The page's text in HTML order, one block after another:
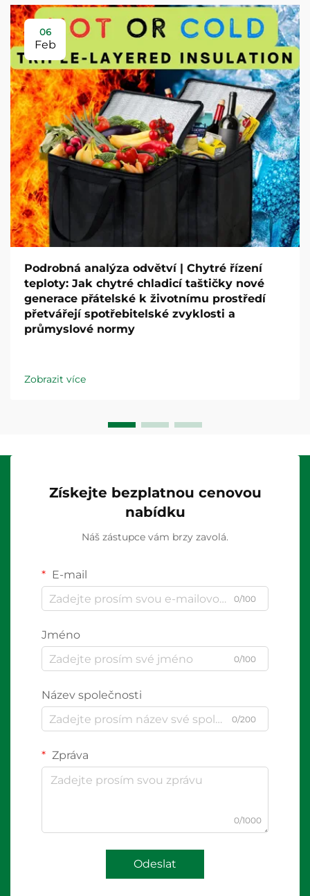
06
Feb
Podrobná analýza odvětví | Chytré řízení
teploty: Jak chytré chladicí taštičky nové
generace přátelské k životnímu prostředí
přetvářejí spotřebitelské zvyklosti a
průmyslové normy
Zobrazit více
Získejte bezplatnou cenovou
nabídku
Náš zástupce vám brzy zavolá.
E-mail
0/100
Jméno
0/100
Název společnosti
0/200
Zpráva
0/1000
Odeslat